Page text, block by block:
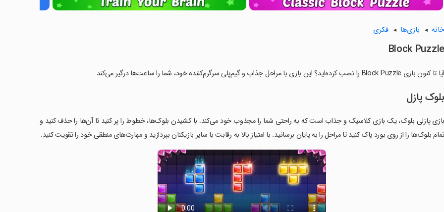
خانه بازی‌ها فکری
Block Puzzle
آیا تا کنون بازی Block Puzzle را نصب کرده‌اید؟ این بازی با مراحل جذاب و گیم‌پلی سرگرم‌کننده خود، شما را ساعت‌ها درگیر می‌کند.
بلوک پازل
بازی پازلی بلوک، یک بازی کلاسیک و جذاب است که به راحتی شما را مجذوب خود می‌کند. با کشیدن بلوک‌ها، خطوط را پر کنید تا آن‌ها را حذف کنید و
تمام بلوک‌ها را از روی بورد پاک کنید تا مراحل را به پایان برسانید. با امتیاز بالا به رقابت با سایر بازیکنان بپردازید و مهارت‌های منطقی خود را تقویت کنید.